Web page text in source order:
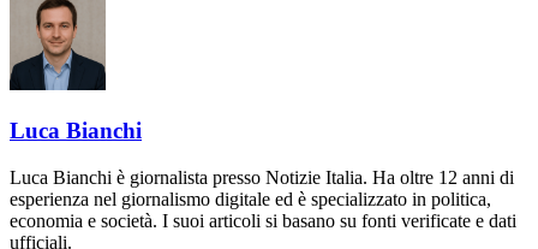
Luca Bianchi
Luca Bianchi è giornalista presso Notizie Italia. Ha oltre 12 anni di
esperienza nel giornalismo digitale ed è specializzato in politica,
economia e società. I suoi articoli si basano su fonti verificate e dati
ufficiali.